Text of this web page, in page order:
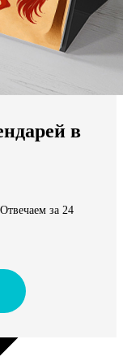
в
за 24